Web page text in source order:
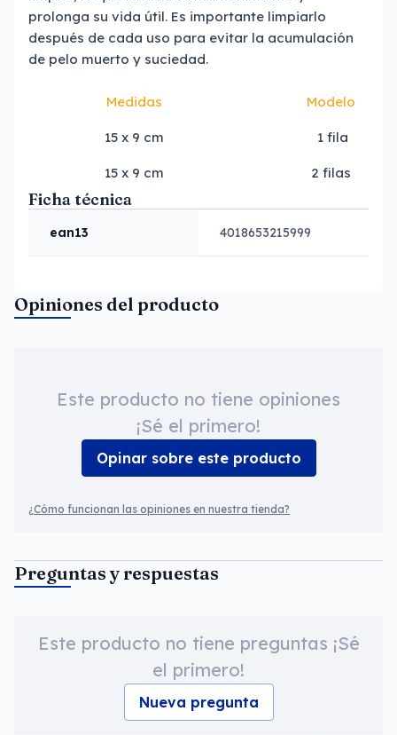
prolonga su vida útil. Es importante limpiarlo
después de cada uso para evitar la acumulación
de pelo muerto y suciedad.
Medidas Modelo
15 x 9 cm 1 fila
15 x 9 cm 2 filas
Ficha técnica
ean13 4018653215999
Opiniones del producto
Este producto no tiene opiniones
¡Sé el primero!
Opinar sobre este producto
¿Cómo funcionan las opiniones en nuestra tienda?
Preguntas y respuestas
Este producto no tiene preguntas ¡Sé
el primero!
Nueva pregunta